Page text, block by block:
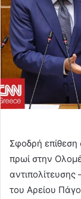
Σφοδρή
πρωί στην
του Αρείου